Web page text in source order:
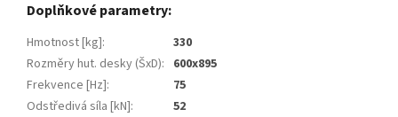
Doplňkové parametry:
Hmotnost [kg]:
330
Rozměry hut. desky (ŠxD): 600x895
Frekvence [Hz]:
75
Odstředivá síla [kN]:
52